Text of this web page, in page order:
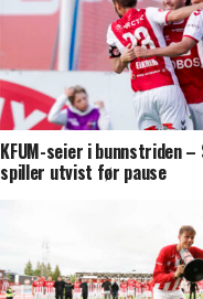
KFUM-seier i bunnstriden
spiller utvist før pause